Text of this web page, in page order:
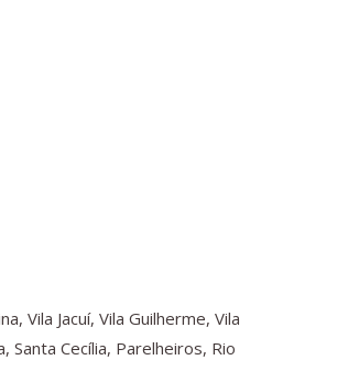
Vila Jacuí, Vila Guilherme, Vila
Santa Cecília, Parelheiros, Rio